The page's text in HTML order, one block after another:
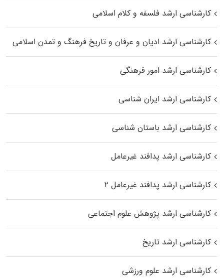
کارشناسی ارشد فلسفه و کلام اسلامی
کارشناسی ارشد ادیان و عرفان و تاریخ فرهنگ و تمدن اسلامی
کارشناسی ارشد امور فرهنگی
کارشناسی ارشد ایران شناسی
کارشناسی ارشد باستان شناسی
کارشناسی ارشد پدافند غیرعامل
کارشناسی ارشد پدافند غیرعامل ۲
کارشناسی ارشد پژوهش علوم اجتماعی
کارشناسی ارشد تاریخ
کارشناسی ارشد علوم ورزشی